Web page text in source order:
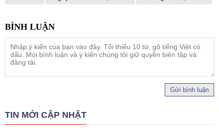
Gửi bình luận
TIN MỚI CẬP NHẬT